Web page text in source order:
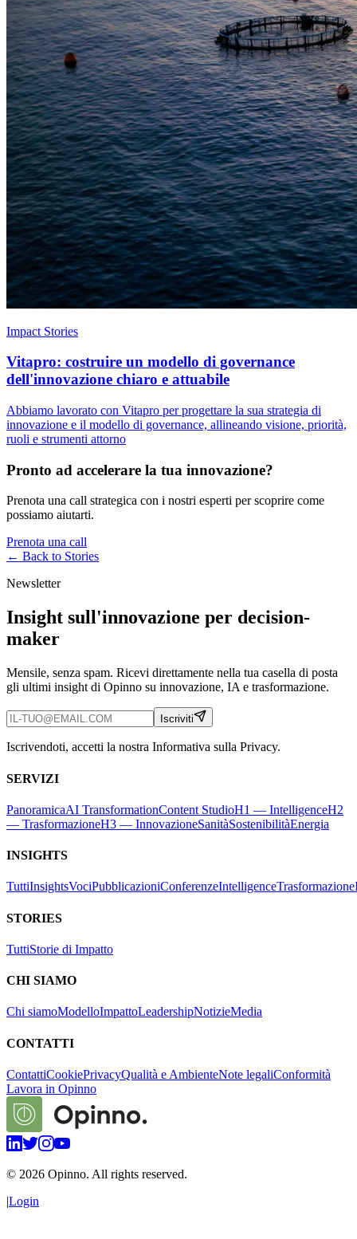
Impact Stories
Vitapro: costruire un modello di governance
dell'innovazione chiaro e attuabile
Abbiamo lavorato con Vitapro per progettare la sua strategia di
innovazione e il modello di governance, allineando visione, priorità,
ruoli e strumenti attorno
Pronto ad accelerare la tua innovazione?
Prenota una call strategica con i nostri esperti per scoprire come
possiamo aiutarti.
Prenota una call
← Back to Stories
Newsletter
Insight sull'innovazione per decision-
maker
Mensile, senza spam. Ricevi direttamente nella tua casella di posta
gli ultimi insight di Opinno su innovazione, IA e trasformazione.
Iscriviti
Iscrivendoti, accetti la nostra Informativa sulla Privacy.
SERVIZI
PanoramicaAI TransformationContent StudioH1 — IntelligenceH2
— TrasformazioneH3 — InnovazioneSanitàSostenibilitàEnergia
INSIGHTS
TuttiInsightsVociPubblicazioniConferenzeIntelligenceTrasformazione
STORIES
TuttiStorie di Impatto
CHI SIAMO
Chi siamoModelloImpattoLeadershipNotizieMedia
CONTATTI
ContattiCookiePrivacyQualità e AmbienteNote legaliConformità
Lavora in Opinno
© 2026 Opinno. All rights reserved.
|Login